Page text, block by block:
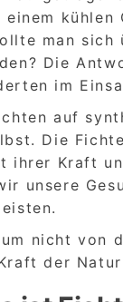
einem
man
Die
im
auf
Die
ihrer Kraft
unsere
nicht von
der